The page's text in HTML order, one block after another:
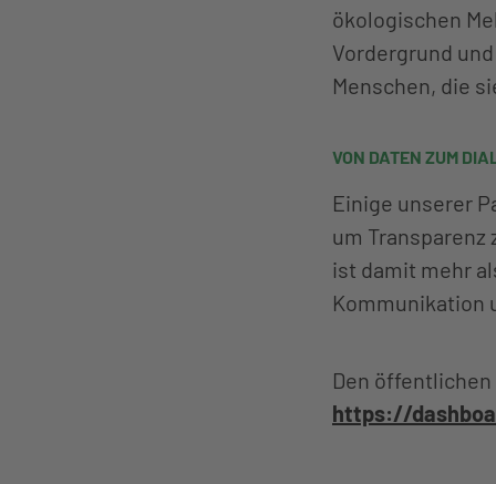
ökologischen
Vordergrund
Menschen, die
VON DATEN ZUM
Einige unserer
um Transparenz
ist damit mehr
Kommunikation
Den
https://